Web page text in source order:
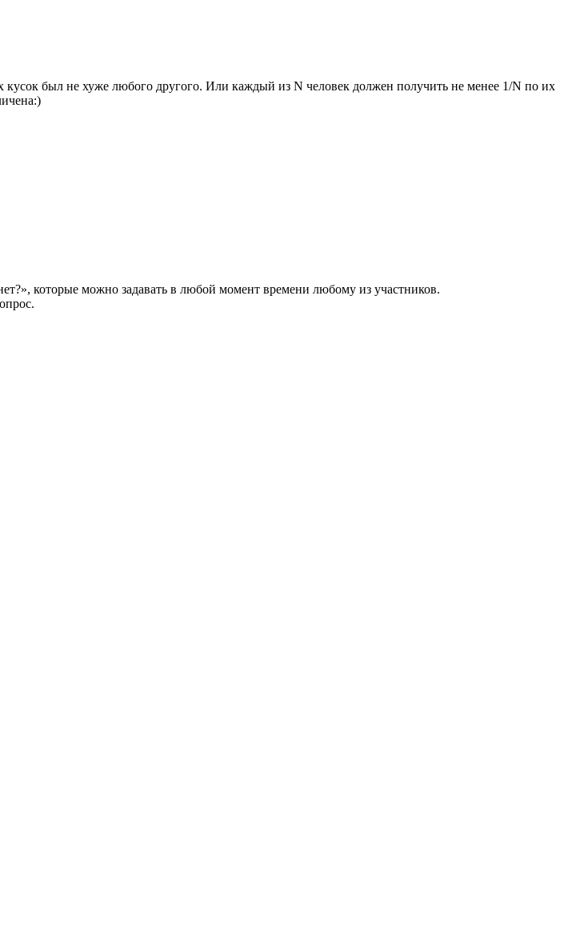
кусок был не хуже любого другого. Или каждый из N человек должен получить не менее 1/N по их
которые можно задавать в любой момент времени любому из участников.